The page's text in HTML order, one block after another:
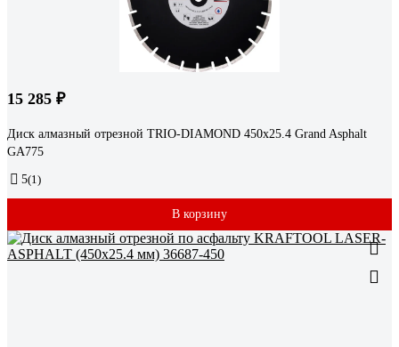
15 285 ₽
Диск алмазный отрезной TRIO-DIAMOND 450x25.4 Grand Asphalt
GA775
5(1)
В корзину